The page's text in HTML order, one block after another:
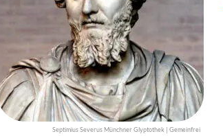
Septimius Severus Münchner Glyptothek | Gemeinfrei